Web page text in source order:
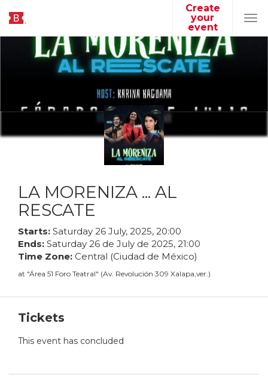
Create
your
event
LA MORENIZA ... AL
RESCATE
Starts: Saturday 26 July, 2025, 20:00
Ends: Saturday 26 de July de 2025, 21:00
Time Zone: Central (Ciudad de México)
at "Área 51 Foro Teatral" (Av. Revolución 309 Xalapa,ver.)
Tickets
This event has concluded